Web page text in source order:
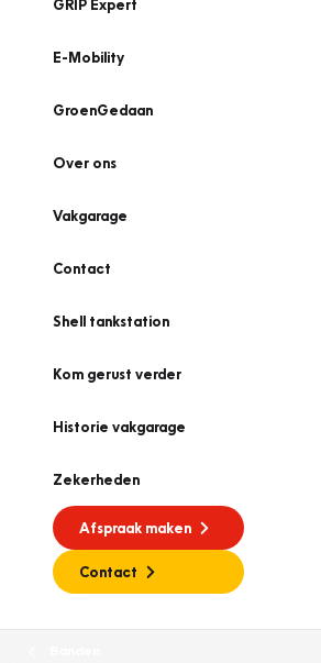
GRIP Expert
E-Mobility
GroenGedaan
Over ons
Vakgarage
Contact
Shell tankstation
Kom gerust verder
Historie vakgarage
Zekerheden
Afspraak maken
Contact